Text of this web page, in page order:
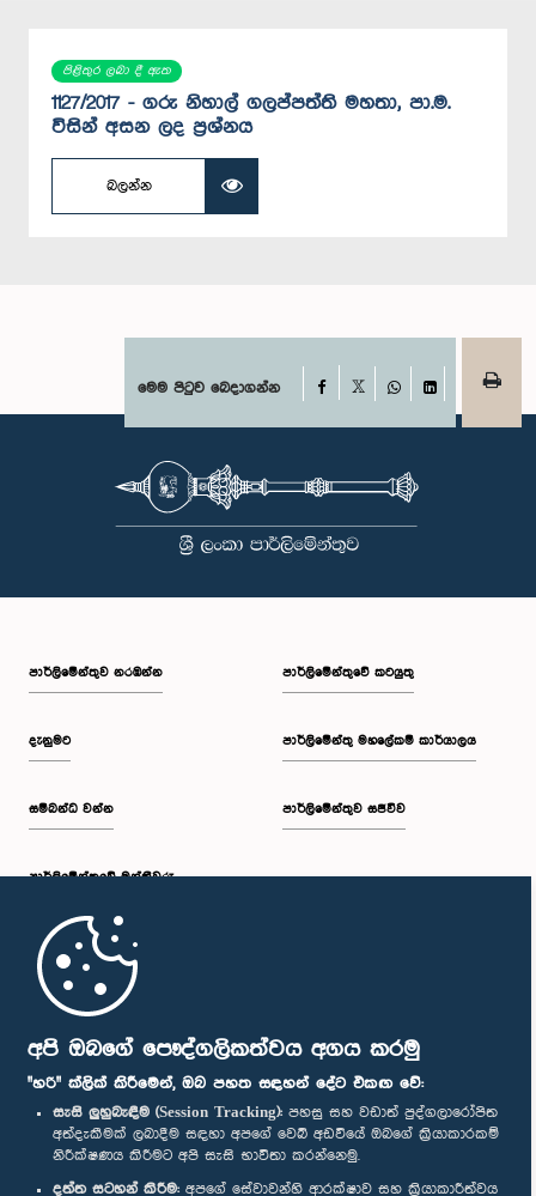
අපි ඔබගේ පෞද්ගලිකත්වය අගය කරමු
"හරි" ක්ලික් කිරීමෙන්, ඔබ පහත සඳහන් දේට එකඟ වේ:
සැසි ලුහුබැඳීම (Session Tracking): පහසු සහ වඩාත් පුද්ගලාරෝපිත
අත්දැකීමක් ලබාදීම සඳහා අපගේ වෙබ් අඩවියේ ඔබගේ ක්‍රියාකාරකම්
නිරීක්ෂණය කිරීමට අපි සැසි භාවිතා කරන්නෙමු.
දත්ත සටහන් කිරීම: අපගේ සේවාවන්හි ආරක්ෂාව සහ ක්‍රියාකාරීත්වය
පිළිතුර ලබා දී ඇත
1127/2017 - ගරු නිහාල් ගලප්පත්ති මහතා, පා.ම.
විසින් අසන ලද ප්‍රශ්නය
බලන්න
මෙම පිටුව බෙදාගන්න Facebook
WhatsAppLinkedIn
පාර්ලි‌මේන්තුව නරඹන්න
දැනුමට
සම්බන්ධ වන්න
පාර්ලි‌මේන්තුවේ මන්ත්‍රීවරු
මුල් පිටුව
පාර්ලිමේන්තුවේ කටයුතු
පාර්ලිමේන්තු මහලේකම් කාර්යාලය
පාර්ලිමේන්තුව සජීවීව
පාර්ලිමේන්තු ජංගම යෙදුම
අප හා සම්බන්ධ වී සිටින්න :